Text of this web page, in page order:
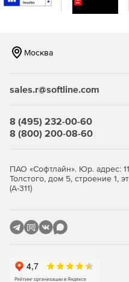
веб-приложениям на
Безопасная обработка
сайтов в одном
Аудит и генерация отчетов
Обнаружение и
Создание отчетов для
соответствующих
Москва
sales.r@softline.com
8 (495) 232-00-60
8 (800) 200-08-60
ПАО «Софтлайн». Юр. адрес:
Толстого, дом 5, строение 1,
(А-311)